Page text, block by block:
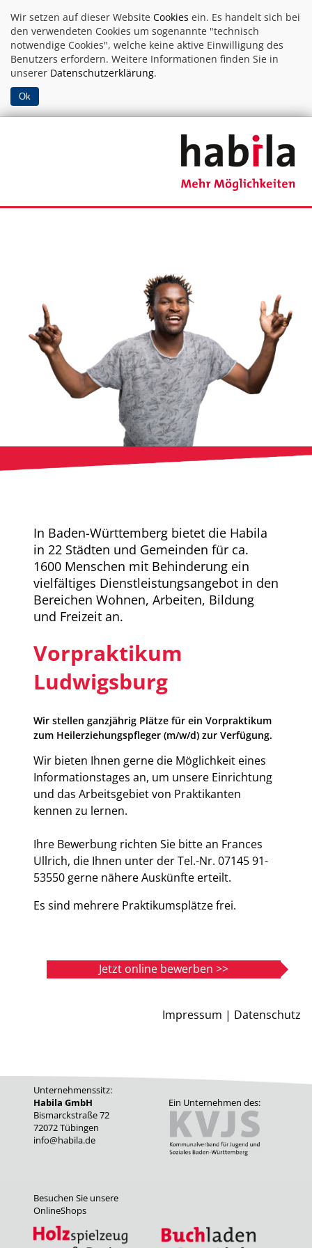
Wir setzen auf dieser Website Cookies ein. Es handelt sich bei
den verwendeten Cookies um sogenannte "technisch
notwendige Cookies", welche keine aktive Einwilligung des
Benutzers erfordern. Weitere Informationen finden Sie in
unserer Datenschutzerklärung.
Ok
In Baden-Württemberg bietet die Habila
in 22 Städten und Gemeinden für ca.
1600 Menschen mit Behinderung ein
vielfältiges Dienstleistungsangebot in den
Bereichen Wohnen, Arbeiten, Bildung
und Freizeit an.
Vorpraktikum
Ludwigsburg
Wir stellen ganzjährig Plätze für ein Vorpraktikum
zum Heilerziehungspfleger (m/w/d) zur Verfügung.
Wir bieten Ihnen gerne die Möglichkeit eines
Informationstages an, um unsere Einrichtung
und das Arbeitsgebiet von Praktikanten
kennen zu lernen.
Ihre Bewerbung richten Sie bitte an Frances
Ullrich, die Ihnen unter der Tel.-Nr. 07145 91-
53550 gerne nähere Auskünfte erteilt.
Es sind mehrere Praktikumsplätze frei.
Jetzt online bewerben >>
Impressum | Datenschutz
Unternehmenssitz:
Habila GmbH
Bismarckstraße 72
72072 Tübingen
info@habila.de
Ein Unternehmen des:
Besuchen Sie unsere
OnlineShops